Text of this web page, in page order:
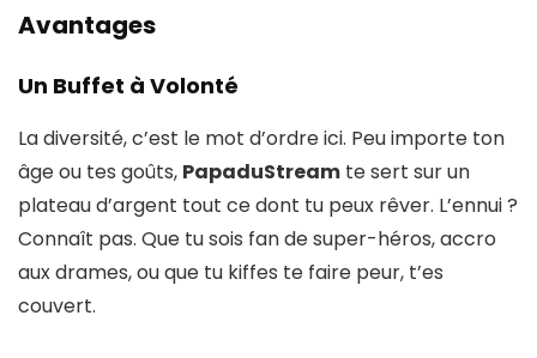
Avantages
Un Buffet à Volonté
La diversité, c’est le mot d’ordre ici. Peu importe ton
âge ou tes goûts, PapaduStream te sert sur un
plateau d’argent tout ce dont tu peux rêver. L’ennui ?
Connaît pas. Que tu sois fan de super-héros, accro
aux drames, ou que tu kiffes te faire peur, t’es
couvert.